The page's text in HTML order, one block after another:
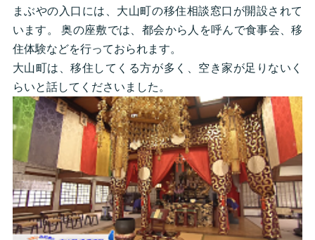
まぶやの入口には、大山町の移住相談窓口が開設されて
います。 奥の座敷では、都会から人を呼んで食事会、移
住体験などを行っておられます。
大山町は、移住してくる方が多く、空き家が足りないく
らいと話してくださいました。